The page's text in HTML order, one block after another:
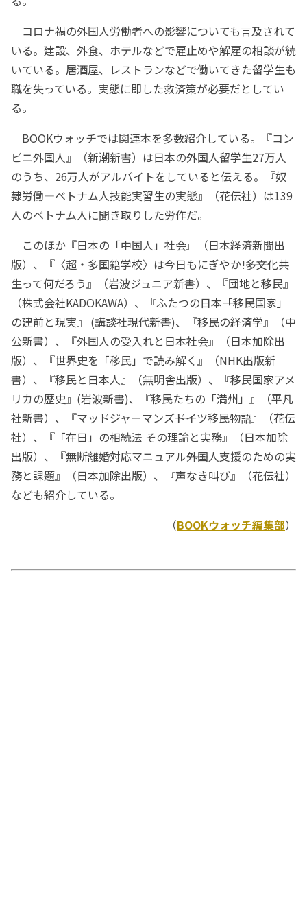
コロナ禍の外国人労働者への影響についても言及されて
いる。建設、外食、ホテルなどで雇止めや解雇の相談が続
いている。居酒屋、レストランなどで働いてきた留学生も
職を失っている。実態に即した救済策が必要だとしてい
る。
BOOKウォッチでは関連本を多数紹介している。『コン
ビニ外国人』（新潮新書）は日本の外国人留学生27万人
のうち、26万人がアルバイトをしていると伝える。『奴
隷労働―ベトナム人技能実習生の実態』（花伝社）は139
人のベトナム人に聞き取りした労作だ。
このほか『日本の「中国人」社会』（日本経済新聞出
版）、『〈超・多国籍学校〉は今日もにぎやか!――多文化共
生って何だろう』（岩波ジュニア新書）、『団地と移民』
（株式会社KADOKAWA）、『ふたつの日本――「移民国家」
の建前と現実』 (講談社現代新書)、『移民の経済学』（中
公新書）、『外国人の受入れと日本社会』（日本加除出
版）、『世界史を「移民」で読み解く』（NHK出版新
書）、『移民と日本人』（無明舎出版）、『移民国家アメ
リカの歴史』(岩波新書)、『移民たちの「満州」』（平凡
社新書）、『マッドジャーマンズ――ドイツ移民物語』（花伝
社）、『「在日」の相続法 その理論と実務』（日本加除
出版）、『無断離婚対応マニュアル――外国人支援のための実
務と課題』（日本加除出版）、『声なき叫び』（花伝社）
なども紹介している。
（BOOKウォッチ編集部）